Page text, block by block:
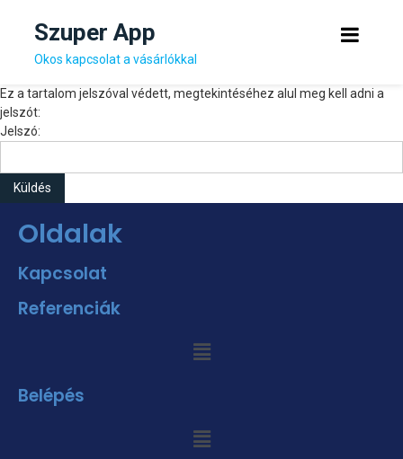
Szuper App
Okos kapcsolat a vásárlókkal
Ez a tartalom jelszóval védett, megtekintéséhez alul meg kell adni a
jelszót:
Jelszó:
Oldalak
Kapcsolat
Referenciák
Belépés